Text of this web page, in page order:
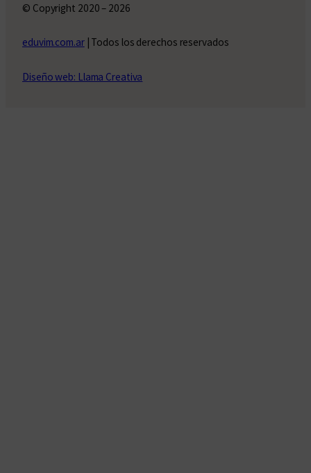
© Copyright 2020 – 2026
eduvim.com.ar| Todos los derechos reservados
Diseño web: Llama Creativa